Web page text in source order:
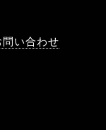
い合わせ